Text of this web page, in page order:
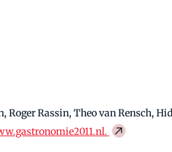
Rassin, Theo van Rensch,